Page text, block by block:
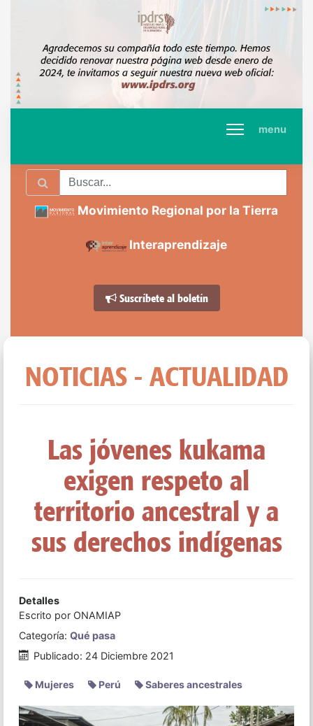
menu
Movimiento Regional por la Tierra
Interaprendizaje
Suscríbete al boletín
NOTICIAS - ACTUALIDAD
Las jóvenes kukama
exigen respeto al
territorio ancestral y a
sus derechos indígenas
Detalles
Escrito por ONAMIAP
Categoría: Qué pasa
Publicado: 24 Diciembre 2021
Mujeres Perú Saberes ancestrales